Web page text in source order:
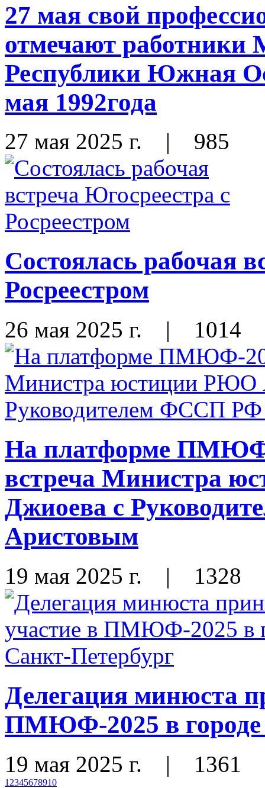
27 мая свой
отмечают работники
Республики Южная
мая 1992года
27 мая 2025 г. | 985
Состоялась рабочая
Росреестром
26 мая 2025 г. | 1014
На платформе
встреча Министра
Джиоева с
Аристовым
19 мая 2025 г. | 1328
Делегация минюста
ПМЮФ-2025 в городе
19 мая 2025 г. | 1361
1 2345678910